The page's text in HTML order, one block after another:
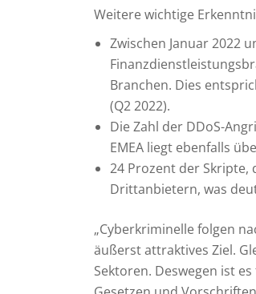
Weitere wichtige
Zwischen Januar 2022
Branchen. Dies
(Q2 2022).
Die Zahl der DDoS-
EMEA liegt ebenfalls
24 Prozent der Skripte,
Drittanbietern, was
„Cyberkriminelle folgen
äußerst attraktives Ziel.
Sektoren. Deswegen ist